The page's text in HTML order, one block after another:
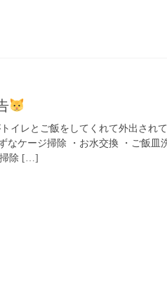
イレとご飯をしてくれて外出され
なケージ掃除 ・お水交換 ・ご飯皿
掃除 […]